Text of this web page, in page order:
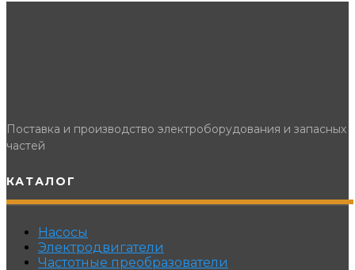
Поставка и производство электроборудования и запасных
частей
КАТАЛОГ
Насосы
Электродвигатели
Частотные преобразователи